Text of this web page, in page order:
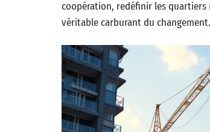
coopération, redéfinir les quartiers
véritable carburant du changement.